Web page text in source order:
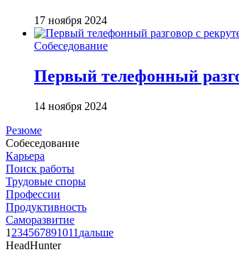
17 ноября 2024
Собеседование
Первый телефонный
14 ноября 2024
Резюме
Собеседование
Карьера
Поиск работы
Трудовые споры
Профессии
Продуктивность
Саморазвитие
1 234567891011 дальше
HeadHunter